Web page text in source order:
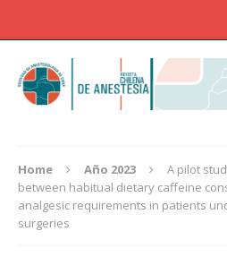
Home Año 2023
A pilot
between habitual dietary caffeine
analgesic requirements in patients
surgeries